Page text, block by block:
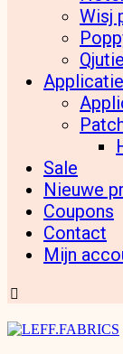
Wisj
Sale
Nieuwe
Coupons
Contact
Mijn